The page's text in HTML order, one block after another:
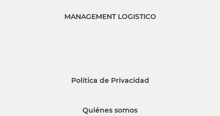
MANAGEMENT LOGISTICO
Política de Privacidad
Quiénes somos